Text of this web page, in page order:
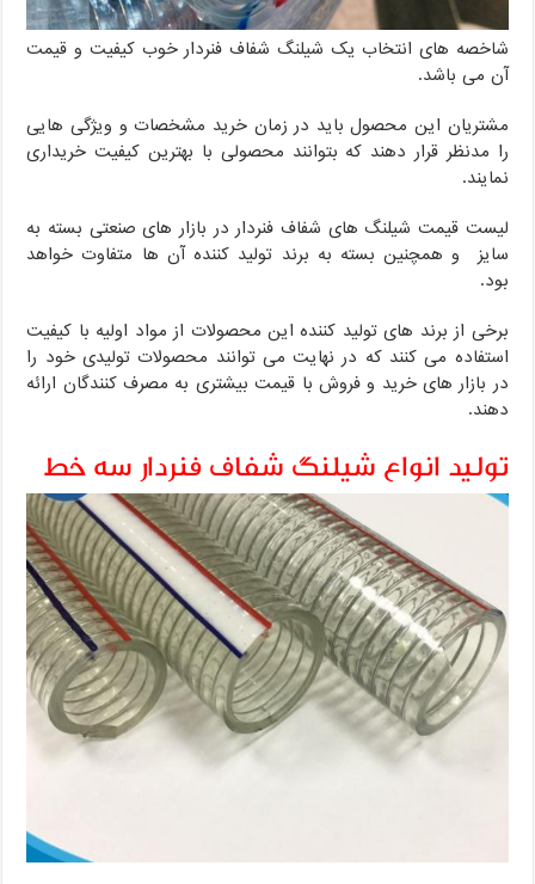
شاخصه های انتخاب یک شیلنگ شفاف فنردار خوب کیفیت و قیمت
آن می باشد.
مشتریان این محصول باید در زمان خرید مشخصات و ویژگی هایی
را مدنظر قرار دهند که بتوانند محصولی با بهترین کیفیت خریداری
نمایند.
لیست قیمت شیلنگ های شفاف فنردار در بازار های صنعتی بسته به
سایز و همچنین بسته به برند تولید کننده آن ها متفاوت خواهد
بود.
برخی از برند های تولید کننده این محصولات از مواد اولیه با کیفیت
استفاده می کنند که در نهایت می توانند محصولات تولیدی خود را
در بازار های خرید و فروش با قیمت بیشتری به مصرف کنندگان ارائه
دهند.
تولید انواع شیلنگ شفاف فنردار سه خط